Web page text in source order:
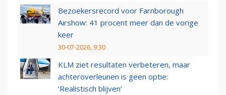
Bezoekersrecord voor Farnborough
Airshow: 41 procent meer dan de vorige
keer
30-07-2026, 9:30
KLM ziet resultaten verbeteren, maar
achteroverleunen is geen optie:
‘Realistisch blijven’